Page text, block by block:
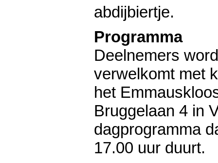
abdijbiertje.
Programma
Deelnemers
verwelkomt met
het
Bruggelaan 4 in
dagprogramma
17.00 uur duurt.